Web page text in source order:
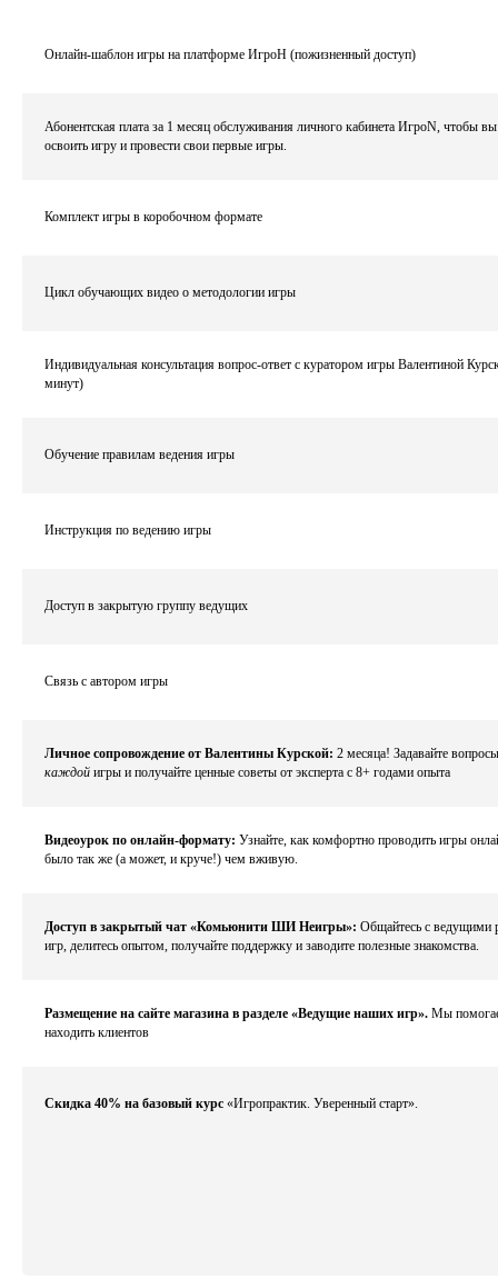
Онлайн-шаблон игры на платформе ИгроН (пожизненный доступ)
Абонентская плата за 1 месяц обслуживания личного кабинета ИгроN, чтобы
освоить игру и провести свои первые игры.
Комплект игры в коробочном формате
Цикл обучающих видео о методологии игры
Индивидуальная консультация вопрос-ответ с куратором игры Валентиной
минут)
Обучение правилам ведения игры
Инструкция по ведению игры
Доступ в закрытую группу ведущих
Связь с автором игры
Личное сопровождение от Валентины Курской: 2 месяца! Задавайте
каждой игры и получайте ценные советы от эксперта с 8+ годами опыта
Видеоурок по онлайн-формату: Узнайте, как комфортно проводить игры
было так же (а может, и круче!) чем вживую.
Доступ в закрытый чат «Комьюнити ШИ Неигры»: Общайтесь с ведущими
игр, делитесь опытом, получайте поддержку и заводите полезные знакомства.
Размещение на сайте магазина в разделе «Ведущие наших игр». Мы
находить клиентов
Скидка 40% на базовый курс «Игропрактик. Уверенный старт».